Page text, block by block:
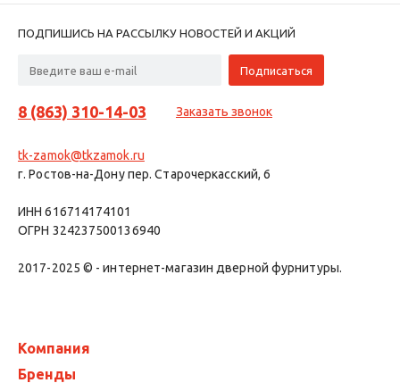
ПОДПИШИСЬ НА РАССЫЛКУ НОВОСТЕЙ И АКЦИЙ
8 (863) 310-14-03 Заказать звонок
tk-zamok@tkzamok.ru
г. Ростов-на-Дону пер. Старочеркасский, 6
ИНН 616714174101
ОГРН 324237500136940
2017-2025 © - интернет-магазин дверной фурнитуры.
Компания
Бренды